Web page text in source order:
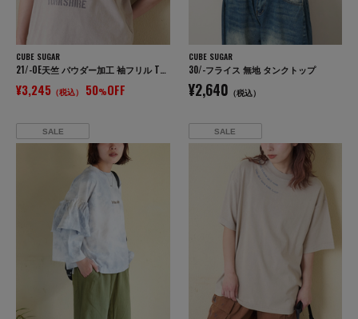
CUBE SUGAR
21/-OE天竺 パウダー加工 袖フリル Tシャツ
¥3,245 （税込） 50%OFF
CUBE SUGAR
30/-フライス 無地 タンクトップ
¥2,640 （税込）
SALE SALE